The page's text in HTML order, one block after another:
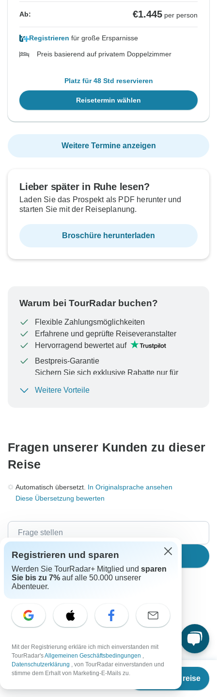
Ab€1.350
Termine & Preise
Ab: €1.445 per person
Registrieren für große Ersparnisse
Preis basierend auf privatem Doppelzimmer
Platz für 48 Std reservieren
Reisetermin wählen
Weitere Termine anzeigen
Lieber später in Ruhe lesen?
Laden Sie das Prospekt als PDF herunter und
starten Sie mit der Reiseplanung.
Broschüre herunterladen
Warum bei TourRadar buchen?
Flexible Zahlungsmöglichkeiten
Erfahrene und geprüfte Reiseveranstalter
Hervorragend bewertet auf
Bestpreis-Garantie
Sichern Sie sich exklusive Rabatte nur für
Weitere Vorteile
Fragen unserer Kunden zu dieser
Reise
Automatisch übersetzt. In Originalsprache ansehen
Diese Übersetzung bewerten
Suche
Der Inhalt unseres FAQ-Bereichs kann sich ändern.
Alle Fragen Accommodation
A
Alison
Gefragt am 1. April 2017
Können Sie bitte weitere Informationen zu dieser Art von
Registrieren und sparen
Werden Sie TourRadar+ Mitglied und sparen
Sie bis zu 7% auf alle 50.000 unserer
Abenteuer.
Mit der Registrierung erkläre ich mich einverstanden mit
TourRadar'sAllgemeinen Geschäftsbedingungen ,
Datenschutzerklärung , von TourRadar einverstanden und
stimme dem Erhalt von Marketing-E-Mails zu.